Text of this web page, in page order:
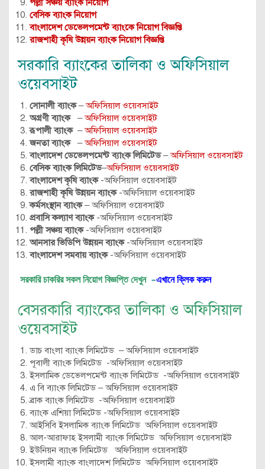
পল্লী সঞ্চয় ব্যাংক নিয়োগ
বেসিক ব্যাংক নিয়োগ
বাংলাদেশ ডেভেলপমেন্ট ব্যাংকে নিয়োগ বিজ্ঞপ্তি
রাজশাহী কৃষি উন্নয়ন ব্যাংক নিয়োগ বিজ্ঞপ্তি
সরকারি ব্যাংকের তালিকা ও অফিসিয়াল
ওয়েবসাইট
সোনালী ব্যাংক–অফিসিয়াল ওয়েবসাইট
অগ্রণী ব্যাংক–অফিসিয়াল ওয়েবসাইট
রূপালী ব্যাংক–অফিসিয়াল ওয়েবসাইট
জনতা ব্যাংক–অফিসিয়াল ওয়েবসাইট
বাংলাদেশ ডেভেলপমেন্ট ব্যাংক লিমিটেড–অফিসিয়াল ওয়েবসাইট
বেসিক ব্যাংক লিমিটেড–অফিসিয়াল ওয়েবসাইট
বাংলাদেশ কৃষি ব্যাংক-অফিসিয়াল ওয়েবসাইট
রাজশাহী কৃষি উন্নয়ন ব্যাংক-অফিসিয়াল ওয়েবসাইট
কর্মসংস্থান ব্যাংক– অফিসিয়াল ওয়েবসাইট
প্রবাসি কল্যাণ ব্যাংক-অফিসিয়াল ওয়েবসাইট
পল্লী সঞ্চয় ব্যাংক-অফিসিয়াল ওয়েবসাইট
আনসার ভিডিপি উন্নয়ন ব্যাংক-অফিসিয়াল ওয়েবসাইট
বাংলাদেশ সমবায় ব্যাংক-অফিসিয়াল ওয়েবসাইট
সরকারি চাকরির সকল নিয়োগ বিজ্ঞপ্তি দেখুন –এখানে ক্লিক করুন
বেসরকারি ব্যাংকের তালিকা ও অফিসিয়াল
ওয়েবসাইট
ডাচ বাংলা ব্যাংক লিমিটেড – অফিসিয়াল ওয়েবসাইট
পূবালী ব্যাংক লিমিটেড -অফিসিয়াল ওয়েবসাইট
ইসলামিক ডেভেলপমেন্ট ব্যাংক লিমিটেড -অফিসিয়াল ওয়েবসাইট
এ বি ব্যাংক লিমিটেড – অফিসিয়াল ওয়েবসাইট
ব্রাক ব্যাংক লিমিটেড -অফিসিয়াল ওয়েবসাইট
ব্যাংক এশিয়া লিমিটেড -অফিসিয়াল ওয়েবসাইট
আইসিবি ইসলামিক ব্যাংক লিমিটেড অফিসিয়াল ওয়েবসাইট
আল-আরাফাহ ইসলামী ব্যাংক লিমিটেড অফিসিয়াল ওয়েবসাইট
ইউনিয়ন ব্যাংক লিমিটেড অফিসিয়াল ওয়েবসাইট
ইসলামী ব্যাংক বাংলাদেশ লিমিটেড অফিসিয়াল ওয়েবসাইট